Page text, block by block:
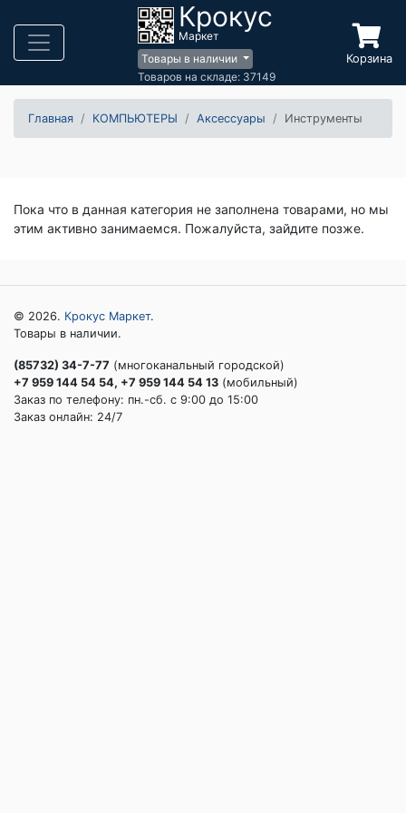
Крокус
Маркет
Товары в наличии
Товаров на складе: 37149
Корзина
Главная КОМПЬЮТЕРЫ Аксессуары Инструменты
Пока что в данная категория не заполнена товарами, но мы
этим активно занимаемся. Пожалуйста, зайдите позже.
© 2026. Крокус Маркет.
Товары в наличии.
(85732) 34-7-77 (многоканальный городской)
+7 959 144 54 54, +7 959 144 54 13 (мобильный)
Заказ по телефону: пн.-сб. c 9:00 до 15:00
Заказ онлайн: 24/7